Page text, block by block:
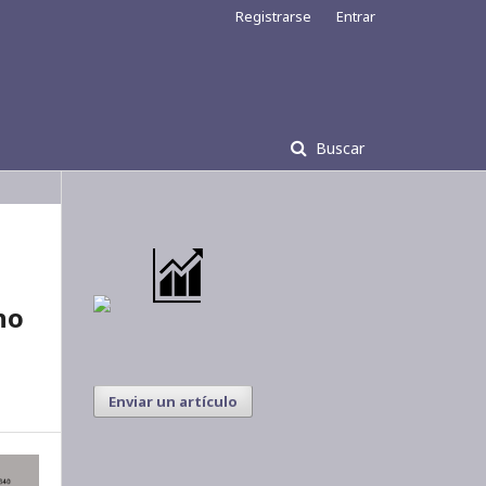
Buscar
Registrarse Entrar
Enviar un artículo